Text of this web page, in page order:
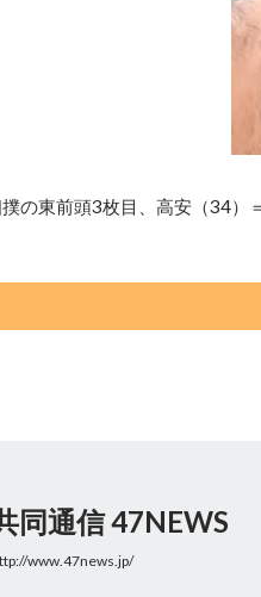
の東前頭3枚目、高安（34
同通信 47NEWS
www.47news.jp/